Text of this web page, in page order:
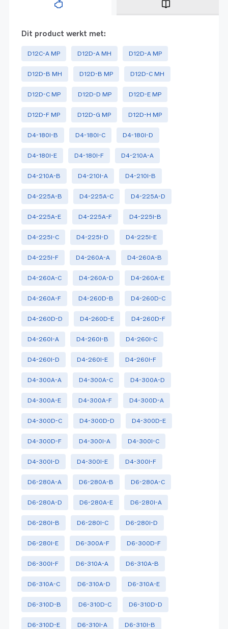
Dit product werkt met:
D12C-A MP D12D-A MH D12D-A MP
D12D-B MH D12D-B MP D12D-C MH
D12D-C MP D12D-D MP D12D-E MP
D12D-F MP D12D-G MP D12D-H MP
D4-180I-B D4-180I-C D4-180I-D
D4-180I-E D4-180I-F D4-210A-A
D4-210A-B D4-210I-A D4-210I-B
D4-225A-B D4-225A-C D4-225A-D
D4-225A-E D4-225A-F D4-225I-B
D4-225I-C D4-225I-D D4-225I-E
D4-225I-F D4-260A-A D4-260A-B
D4-260A-C D4-260A-D D4-260A-E
D4-260A-F D4-260D-B D4-260D-C
D4-260D-D D4-260D-E D4-260D-F
D4-260I-A D4-260I-B D4-260I-C
D4-260I-D D4-260I-E D4-260I-F
D4-300A-A D4-300A-C D4-300A-D
D4-300A-E D4-300A-F D4-300D-A
D4-300D-C D4-300D-D D4-300D-E
D4-300D-F D4-300I-A D4-300I-C
D4-300I-D D4-300I-E D4-300I-F
D6-280A-A D6-280A-B D6-280A-C
D6-280A-D D6-280A-E D6-280I-A
D6-280I-B D6-280I-C D6-280I-D
D6-280I-E D6-300A-F D6-300D-F
D6-300I-F D6-310A-A D6-310A-B
D6-310A-C D6-310A-D D6-310A-E
D6-310D-B D6-310D-C D6-310D-D
D6-310D-E D6-310I-A D6-310I-B